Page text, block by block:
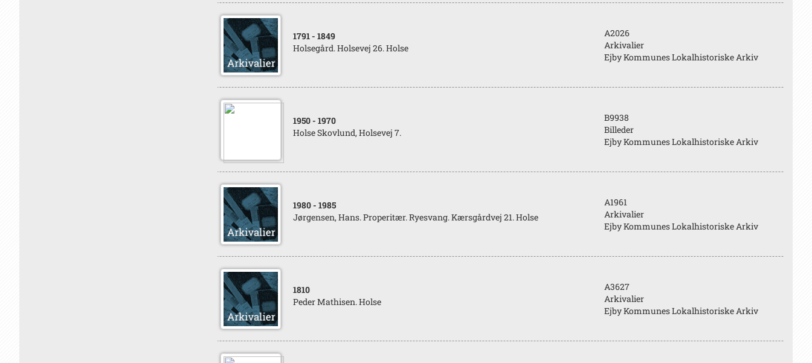
1791 - 1849
Holsegård. Holsevej 26. Holse
A2026
Arkivalier
Ejby Kommunes Lokalhistoriske Arkiv
1950 - 1970
Holse Skovlund, Holsevej 7.
B9938
Billeder
Ejby Kommunes Lokalhistoriske Arkiv
1980 - 1985
Jørgensen, Hans. Properitær. Ryesvang. Kærsgårdvej 21. Holse
A1961
Arkivalier
Ejby Kommunes Lokalhistoriske Arkiv
1810
Peder Mathisen. Holse
A3627
Arkivalier
Ejby Kommunes Lokalhistoriske Arkiv